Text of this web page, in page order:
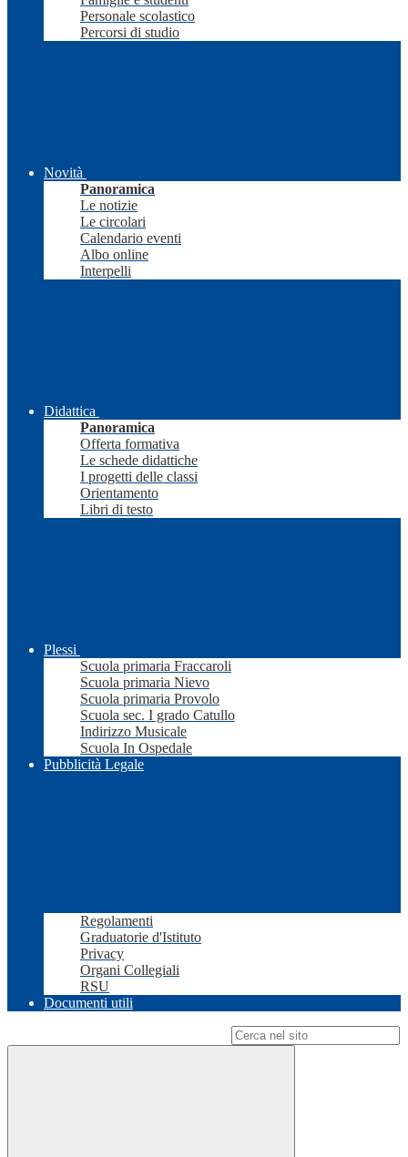
Personale scolastico
Percorsi di studio
Novità
Panoramica
Le notizie
Le circolari
Calendario eventi
Albo online
Interpelli
Didattica
Panoramica
Offerta formativa
Le schede didattiche
I progetti delle classi
Orientamento
Libri di testo
Plessi
Scuola primaria Fraccaroli
Scuola primaria Nievo
Scuola primaria Provolo
Scuola sec. I grado Catullo
Indirizzo Musicale
Scuola In Ospedale
Pubblicità Legale
Regolamenti
Graduatorie d'Istituto
Privacy
Organi Collegiali
RSU
Documenti utili